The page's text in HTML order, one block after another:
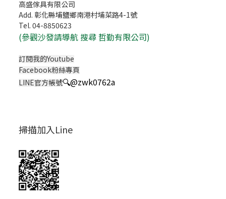
高盛傢具有限公司
Add. 彰化縣埔鹽鄉南港村埔菜路4-1號
Tel. 04-8850623
(參觀沙發請導航 搜尋 哲勤有限公司)
訂閱我的Youtube
Facebook粉絲專頁
LINE官方帳號🔍@zwk0762a
掃描加入Line